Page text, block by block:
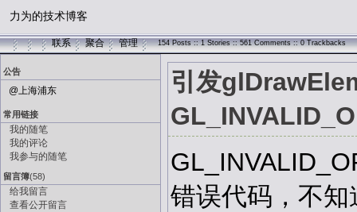
力为的技术博客
联系 聚合 管理 154 Posts :: 1 Stories :: 561 Comments :: 0 Trackbacks
公告
@上海浦东
常用链接
我的随笔
我的评论
我参与的随笔
留言簿(58)
给我留言
查看公开留言
引发
错误代码，不